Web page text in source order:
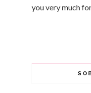
you very much